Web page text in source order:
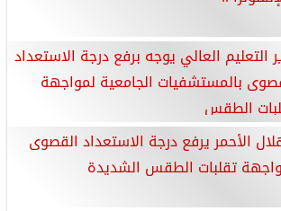
التعليم العالي يوجه برفع درجة الاستعداد
بالمستشفيات الجامعية لمواجهة
الطقس
الأحمر يرفع درجة الاستعداد القصوى
تقلبات الطقس الشديدة